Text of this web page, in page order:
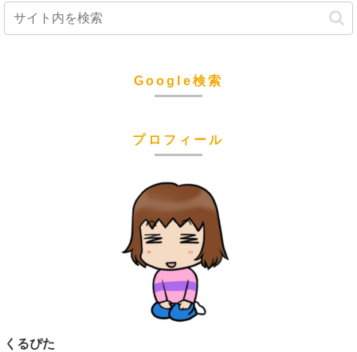
Google検索
プロフィール
くるぴた